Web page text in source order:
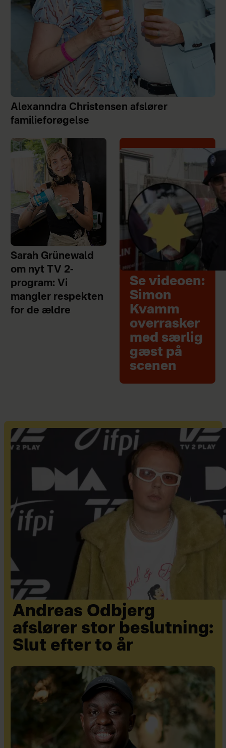
Alexanndra Christensen afslører
familieforøgelse
Sarah Grünewald
om nyt TV 2-
program: Vi
mangler respekten
for de ældre
Se videoen:
Simon
Kvamm
overrasker
med særlig
gæst på
scenen
Andreas Odbjerg
afslører stor beslutning:
Slut efter to år